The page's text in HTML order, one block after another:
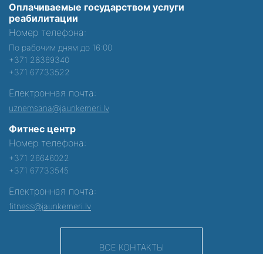
Оплачиваемые государством услуги
реабилитации
Номер телефона:
По рабочим дням до 16:00
+371 28369340
+371 67733522
Електронная почта:
uznemsana@jaunkemeri.lv
Фитнес центр
Номер телефона:
+371 26646022
+371 67733545
Електронная почта:
fitness@jaunkemeri.lv
ВСЕ КОНТАКТЫ